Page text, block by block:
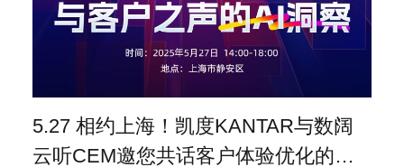
5.27 相约上海！凯度KANTAR与数阔
云听CEM邀您共话客户体验优化的破